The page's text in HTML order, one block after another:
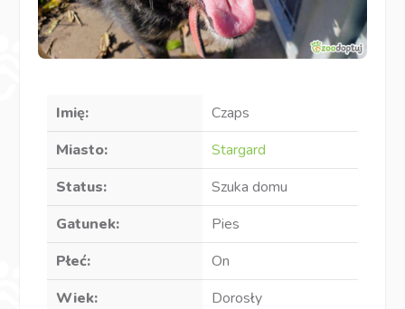
Imię:
Czaps
Miasto:
Stargard
Status:
Szuka domu
Gatunek:
Pies
Płeć:
On
Wiek:
Dorosły